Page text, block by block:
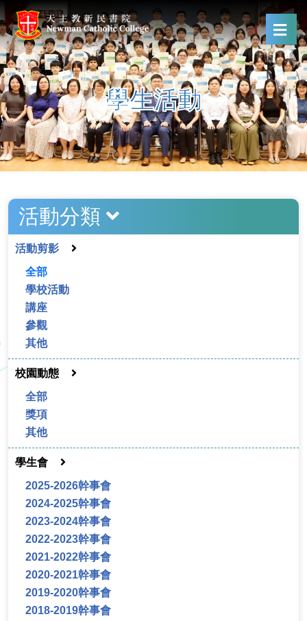
學生活動
活動分類
活動剪影
全部
學校活動
講座
參觀
其他
校園動態
全部
獎項
其他
學生會
2025-2026幹事會
2024-2025幹事會
2023-2024幹事會
2022-2023幹事會
2021-2022幹事會
2020-2021幹事會
2019-2020幹事會
2018-2019幹事會